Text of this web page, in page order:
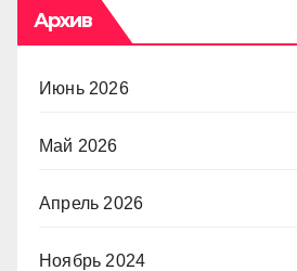
Архив
Июнь 2026
Май 2026
Апрель 2026
Ноябрь 2024